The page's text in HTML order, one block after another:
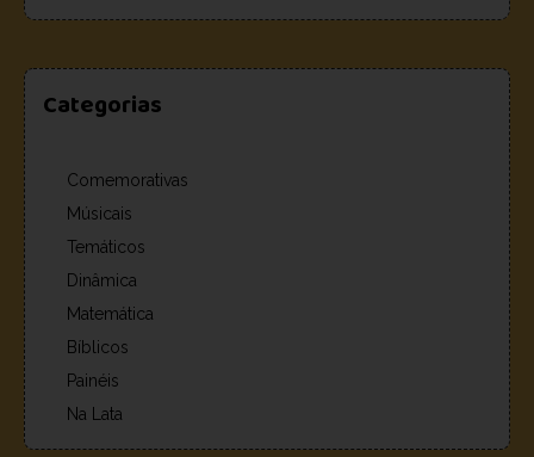
Categorias
Comemorativas
Músicais
Temáticos
Dinâmica
Matemática
Bíblicos
Painéis
Na Lata